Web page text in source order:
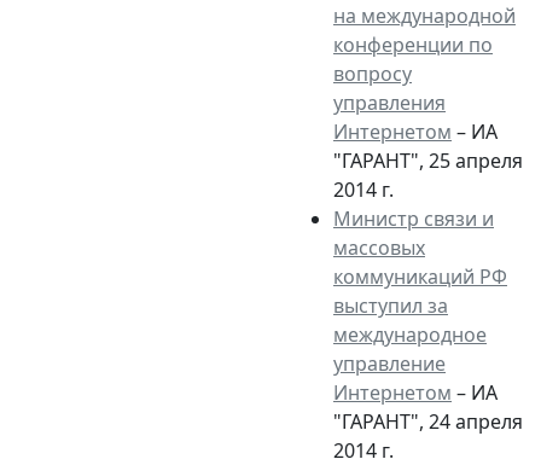
на международной
конференции по
вопросу
управления
Интернетом – ИА
"ГАРАНТ", 25 апреля
2014 г.
Министр связи и
массовых
коммуникаций РФ
выступил за
международное
управление
Интернетом – ИА
"ГАРАНТ", 24 апреля
2014 г.